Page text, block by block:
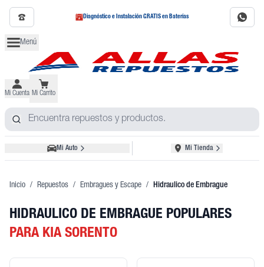
Diagnóstico e Instalación GRATIS en Baterías
Menú
Mi Cuenta Mi Carrito
Mi Auto Mi Tienda
Inicio / Repuestos / Embragues y Escape / Hidraulico de Embrague
HIDRAULICO DE EMBRAGUE POPULARES
PARA KIA SORENTO